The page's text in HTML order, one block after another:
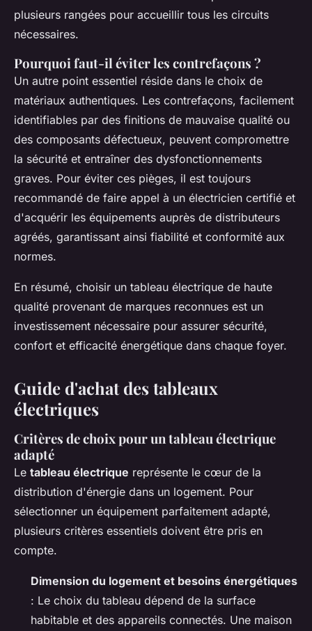
plusieurs rangées pour accueillir tous les circuits
nécessaires.
Pourquoi faut-il éviter les contrefaçons ?
Un autre point essentiel réside dans le choix de
matériaux authentiques. Les contrefaçons, facilement
identifiables par des finitions de mauvaise qualité ou
des composants défectueux, peuvent compromettre
la sécurité et entraîner des dysfonctionnements
graves. Pour éviter ces pièges, il est toujours
recommandé de faire appel à un électricien certifié et
d'acquérir les équipements auprès de distributeurs
agréés, garantissant ainsi fiabilité et conformité aux
normes.
En résumé, choisir un tableau électrique de haute
qualité provenant de marques reconnues est un
investissement nécessaire pour assurer sécurité,
confort et efficacité énergétique dans chaque foyer.
Guide d'achat des tableaux
électriques
Critères de choix pour un tableau électrique
adapté
Le tableau électrique représente le cœur de la
distribution d'énergie dans un logement. Pour
sélectionner un équipement parfaitement adapté,
plusieurs critères essentiels doivent être pris en
compte.
Dimension du logement et besoins énergétiques
: Le choix du tableau dépend de la surface
habitable et des appareils connectés. Une maison